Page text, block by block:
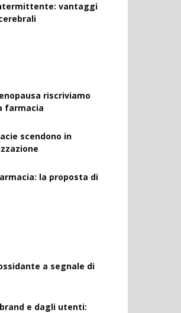
vantaggi
riscriviamo
farmacia
scendono in
la proposta di
a segnale di
e dagli utenti: